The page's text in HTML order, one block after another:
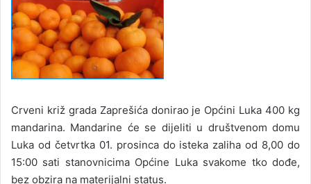
Crveni križ grada Zaprešića donirao je Općini Luka 400 kg
mandarina. Mandarine će se dijeliti u društvenom domu
Luka od četvrtka 01. prosinca do isteka zaliha od 8,00 do
15:00 sati stanovnicima Općine Luka svakome tko dođe,
bez obzira na materijalni status.